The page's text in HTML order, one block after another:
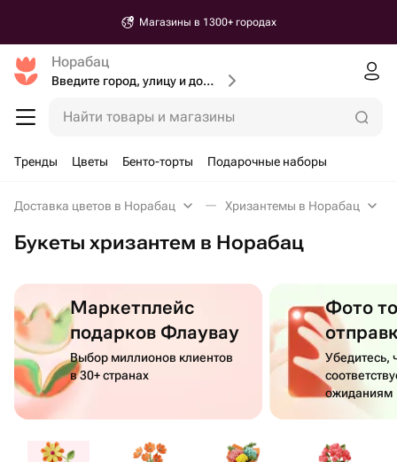
Магазины в 1300+ городах
Норабац
Введите город, улицу и дом доставки
Найти товары и магазины
Тренды Цветы Бенто-торты Подарочные наборы
Доставка цветов в Норабац Хризантемы в Норабац
Букеты хризантем в Норабац
Маркетплейс
подарков Флаувау
Выбор миллионов клиентов
в 30+ странах
Фото
Убедитесь,
ожиданиям